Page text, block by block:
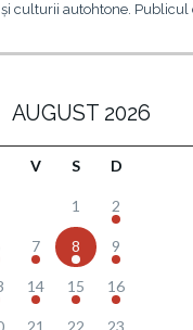
culturii autohtone. Publicul
AUGUST 2026
V S D
1 2
7 8 9
14 15 16
21 22 23